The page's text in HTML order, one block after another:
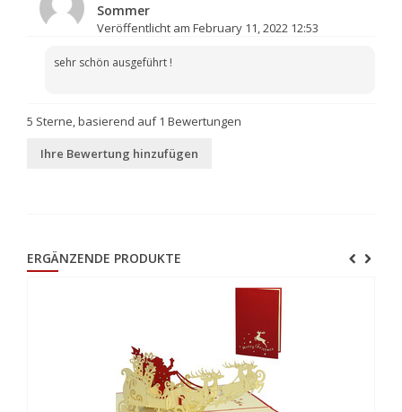
Sommer
Veröffentlicht am February 11, 2022 12:53
sehr schön ausgeführt !
5 Sterne, basierend auf1 Bewertungen
Ihre Bewertung hinzufügen
ERGÄNZENDE PRODUKTE